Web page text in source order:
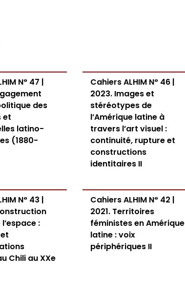
N° 47 |
des
et
latino-
(1880-
Cahiers ALHIM N° 46 |
2023. Images et
stéréotypes de
l’Amérique latine à
travers l’art visuel :
continuité, rupture et
constructions
identitaires II
N° 43 |
:
Chili au XXe
Cahiers ALHIM N° 42 |
2021. Territoires
féministes en Amérique
latine : voix
périphériques II